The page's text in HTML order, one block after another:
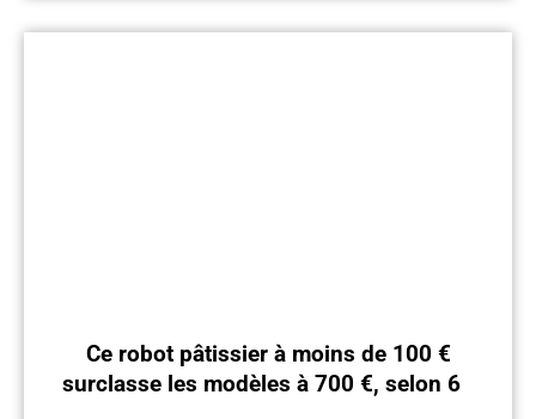
Ce robot pâtissier à moins de 100 €
surclasse les modèles à 700 €, selon 60